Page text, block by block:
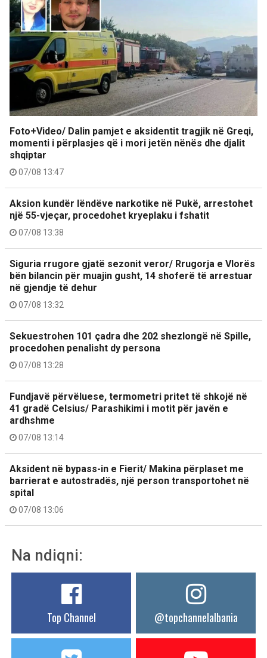
Foto+Video/ Dalin pamjet e aksidentit tragjik në Greqi,
momenti i përplasjes që i mori jetën nënës dhe djalit
shqiptar
07/08 13:47
Aksion kundër lëndëve narkotike në Pukë, arrestohet
një 55-vjeçar, procedohet kryeplaku i fshatit
07/08 13:38
Siguria rrugore gjatë sezonit veror/ Rrugorja e Vlorës
bën bilancin për muajin gusht, 14 shoferë të arrestuar
në gjendje të dehur
07/08 13:32
Sekuestrohen 101 çadra dhe 202 shezlongë në Spille,
procedohen penalisht dy persona
07/08 13:28
Fundjavë përvëluese, termometri pritet të shkojë në
41 gradë Celsius/ Parashikimi i motit për javën e
ardhshme
07/08 13:14
Aksident në bypass-in e Fierit/ Makina përplaset me
barrierat e autostradës, një person transportohet në
spital
07/08 13:06
Na ndiqni:
Top Channel @topchannelalbania